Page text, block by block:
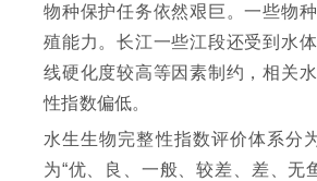
物种保护任务依然艰巨。一些物
殖能力。长江一些江段还受到水
线硬化度较高等因素制约，相关
性指数偏低。
水生生物完整性指数评价体系分
为“优、良、一般、较差、差、无